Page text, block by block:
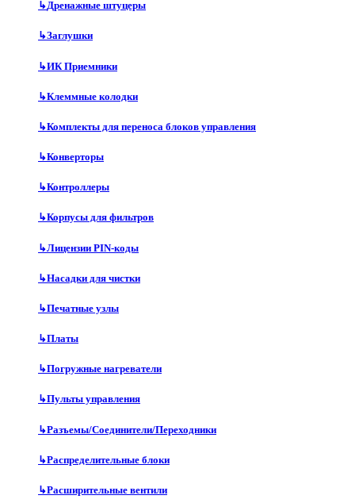
↳Дренажные штуцеры
↳Заглушки
↳ИК Приемники
↳Клеммные колодки
↳Комплекты для переноса блоков управления
↳Конверторы
↳Контроллеры
↳Корпусы для фильтров
↳Лицензии PIN-коды
↳Насадки для чистки
↳Печатные узлы
↳Платы
↳Погружные нагреватели
↳Пульты управления
↳Разъемы/Соединители/Переходники
↳Распределительные блоки
↳Расширительные вентили